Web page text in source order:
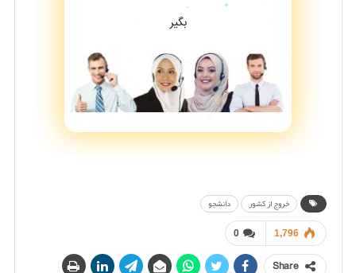
بگیر
خروج از کشور دانشجو
0 1,796
Share